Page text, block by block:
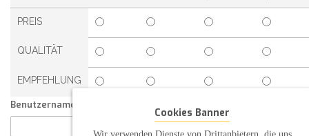
PREIS
QUALITÄT
EMPFEHLUNG
Benutzername:
Cookies Banner
Wir verwenden Dienste von Drittanbietern, die uns